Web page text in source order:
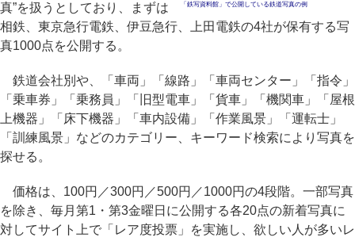
「鉄写資料館」で公開している鉄道写真の例
真”を扱うとしており、まずは
相鉄、東京急行電鉄、伊豆急行、上田電鉄の4社が保有する写
真1000点を公開する。
鉄道会社別や、「車両」「線路」「車両センター」「指令」
「乗車券」「乗務員」「旧型電車」「貨車」「機関車」「屋根
上機器」「床下機器」「車内設備」「作業風景」「運転士」
「訓練風景」などのカテゴリー、キーワード検索により写真を
探せる。
価格は、100円／300円／500円／1000円の4段階。一部写真
を除き、毎月第1・第3金曜日に公開する各20点の新着写真に
対してサイト上で「レア度投票」を実施し、欲しい人が多いレ